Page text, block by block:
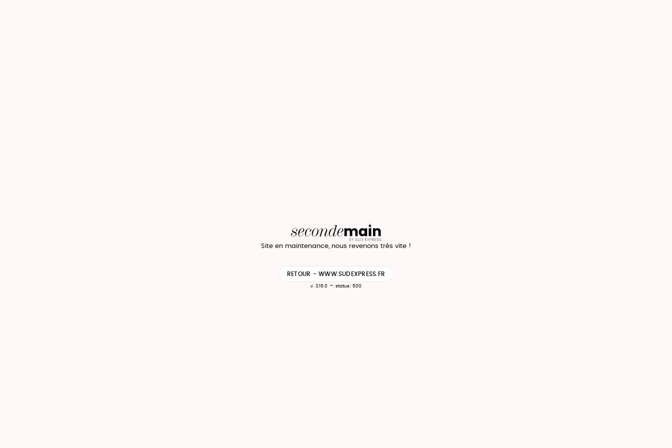
Site en maintenance, nous revenons très vite !
RETOUR - WWW.SUDEXPRESS.FR
v. 3.16.0 - status: 500